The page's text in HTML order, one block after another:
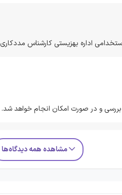
اداره بهزیستی کارشناس مددکاری
و در صورت امکان انجام خواهد شد.
مشاهده همه دیدگاه‌ها